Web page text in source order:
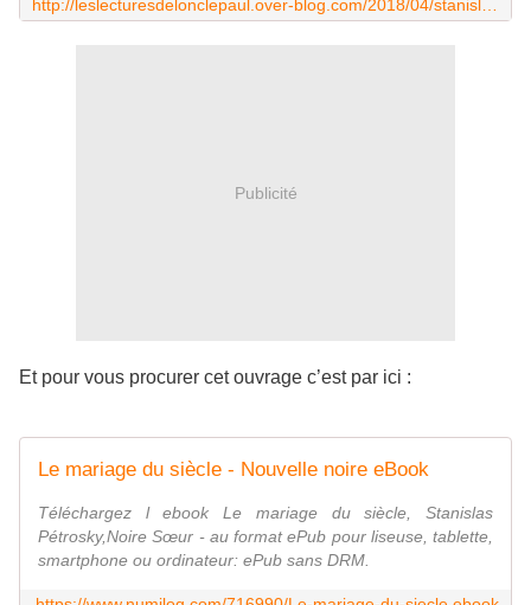
Publicité
Et pour vous procurer cet ouvrage c’est par ici :
Le mariage du siècle - Nouvelle noire eBook
Téléchargez l ebook Le mariage du siècle, Stanislas
Pétrosky,Noire Sœur - au format ePub pour liseuse, tablette,
smartphone ou ordinateur: ePub sans DRM.